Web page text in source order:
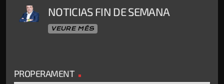
NOTICIAS FIN DE SEMANA
VEURE MÉS
PROPERAMENT